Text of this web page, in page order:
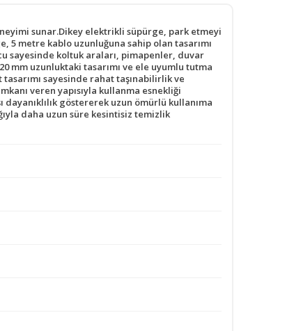
sunar.Dikey elektrikli süpürge, park etmeyi
5 metre kablo uzunluğuna sahip olan tasarımı
sayesinde koltuk araları, pimapenler, duvar
mm uzunluktaki tasarımı ve ele uyumlu tutma
sayesinde rahat taşınabilirlik ve
veren yapısıyla kullanma esnekliği
göstererek uzun ömürlü kullanıma
daha uzun süre kesintisiz temizlik